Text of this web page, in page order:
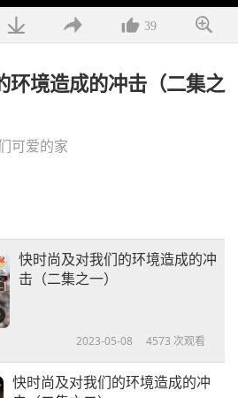
39
环境造成的冲击（二集之
可爱的家
快时尚及对我们的环境造成的冲
击（二集之一）
2023-05-08 4573 次观看
快时尚及对我们的环境造成的冲